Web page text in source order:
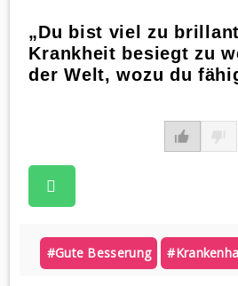
„Du bist viel zu
Krankheit besiegt zu
der Welt, wozu du
#gute Besserung